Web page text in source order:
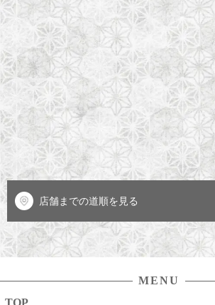
店舗までの道順を見る
MENU
TOP